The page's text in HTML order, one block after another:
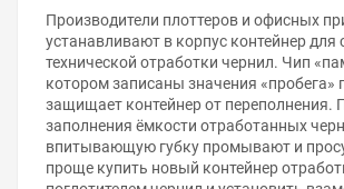
Производители плоттеров и офисных
устанавливают в корпус контейнер для
технической отработки чернил. Чип
котором записаны значения «пробега»
защищает контейнер от переполнения.
заполнения ёмкости отработанных
впитывающую губку промывают и
проще купить новый контейнер